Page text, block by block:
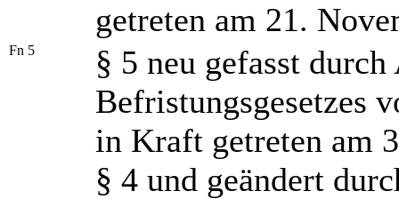
getreten am 21.
Fn 5
§ 5 neu gefasst
Befristungsgesetzes
in Kraft getreten am
§ 4 und geändert